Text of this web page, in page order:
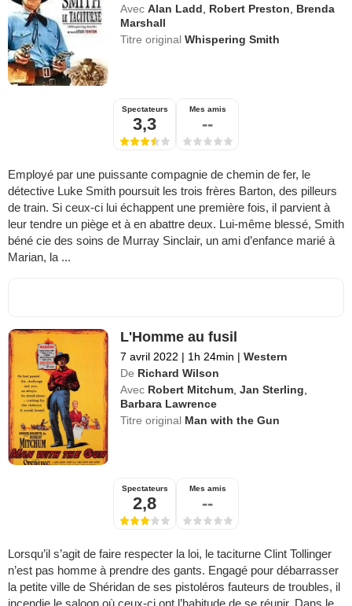
Avec Alan Ladd, Robert Preston, Brenda
Marshall
Titre originalWhispering Smith
Spectateurs
3,3
Mes amis
--
Employé par une puissante compagnie de chemin de fer, le
détective Luke Smith poursuit les trois frères Barton, des pilleurs
de train. Si ceux-ci lui échappent une première fois, il parvient à
leur tendre un piège et à en abattre deux. Lui-même blessé, Smith
béné cie des soins de Murray Sinclair, un ami d’enfance marié à
Marian, la ...
L'Homme au fusil
7 avril 2022 | 1h 24min | Western
De Richard Wilson
Avec Robert Mitchum ,Jan Sterling
Barbara Lawrence
Titre original Man with the Gun
Spectateurs
2,8
Mes amis
--
Lorsqu’il s’agit de faire respecter la loi, le taciturne Clint Tollinger
n’est pas homme à prendre des gants. Engagé pour débarrasser
la petite ville de Shéridan de ses pistoléros fauteurs de troubles, il